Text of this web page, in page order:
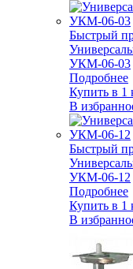
Быстрый
УКМ-06-03
Подробнее
Купить в 1
В
Быстрый
УКМ-06-12
Подробнее
Купить в 1
В